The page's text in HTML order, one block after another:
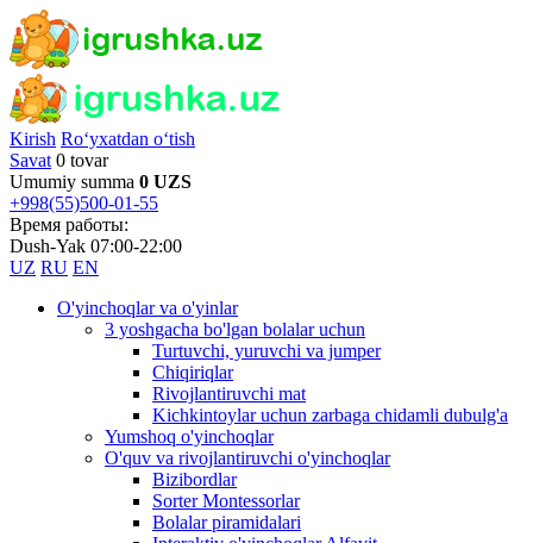
Kirish Ro‘yxatdan o‘tish
Savat 0 tovar
Umumiy summa 0 UZS
+998(55)500-01-55
Время работы:
Dush-Yak 07:00-22:00
UZ RU EN
O'yinchoqlar va o'yinlar
3 yoshgacha bo'lgan bolalar uchun
Turtuvchi, yuruvchi va jumper
Chiqiriqlar
Rivojlantiruvchi mat
Kichkintoylar uchun zarbaga chidamli dubulg'a
Yumshoq o'yinchoqlar
O'quv va rivojlantiruvchi o'yinchoqlar
Bizibordlar
Sorter Montessorlar
Bolalar piramidalari